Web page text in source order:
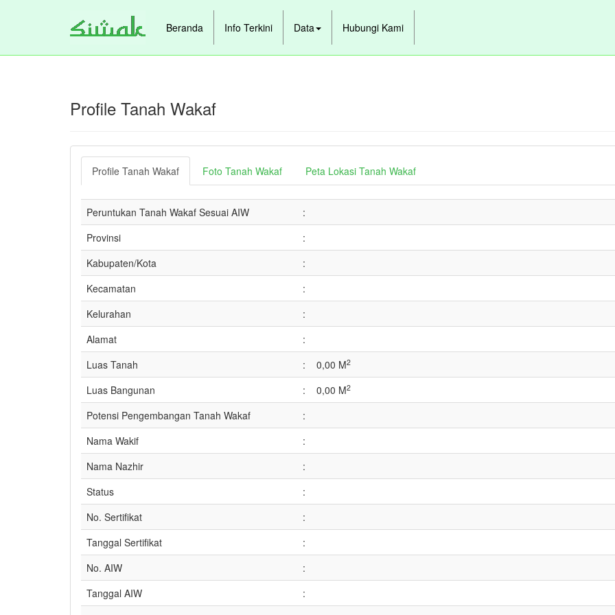
Beranda Info Terkini Data Hubungi Kami
Profile Tanah Wakaf
Profile Tanah Wakaf Foto Tanah Wakaf Peta Lokasi Tanah Wakaf
Peruntukan Tanah Wakaf Sesuai AIW
:
Provinsi
:
Kabupaten/Kota
:
Kecamatan
:
Kelurahan
:
Alamat
:
Luas Tanah
: 0,00 M2
Luas Bangunan : 0,00 M2
Potensi Pengembangan Tanah Wakaf
:
Nama Wakif
:
Nama Nazhir
:
Status
:
No. Sertifikat
:
Tanggal Sertifikat
:
No. AIW
:
Tanggal AIW
: